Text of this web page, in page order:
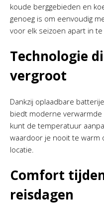
koude berggebieden en
genoeg is om eenvoudig
voor elk seizoen apart in te
Technologie
vergroot
Dankzij oplaadbare
biedt moderne verwarmde
kunt de temperatuur
waardoor je nooit te warm
locatie.
Comfort
reisdagen